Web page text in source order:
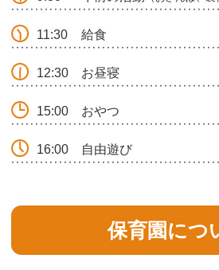
11:30 給食
12:30 お昼寝
15:00 おやつ
16:00 自由遊び
保育園につ